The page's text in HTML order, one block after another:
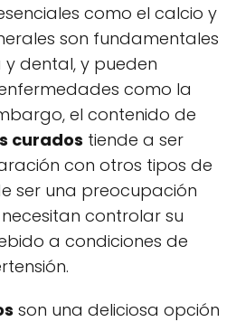
como el calcio y
son fundamentales
dental, y pueden
como la
el contenido de
curados tiende a ser
con otros tipos de
ser una preocupación
controlar su
a condiciones de
son una deliciosa opción